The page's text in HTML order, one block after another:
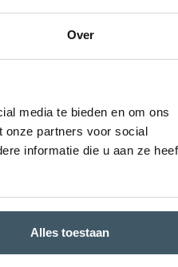
Over
media te bieden en om ons
onze partners voor social
informatie die u aan ze
Alles toestaan
beslissing op basis
ook in dagelijkse
Debatteren draagt
getoetst te